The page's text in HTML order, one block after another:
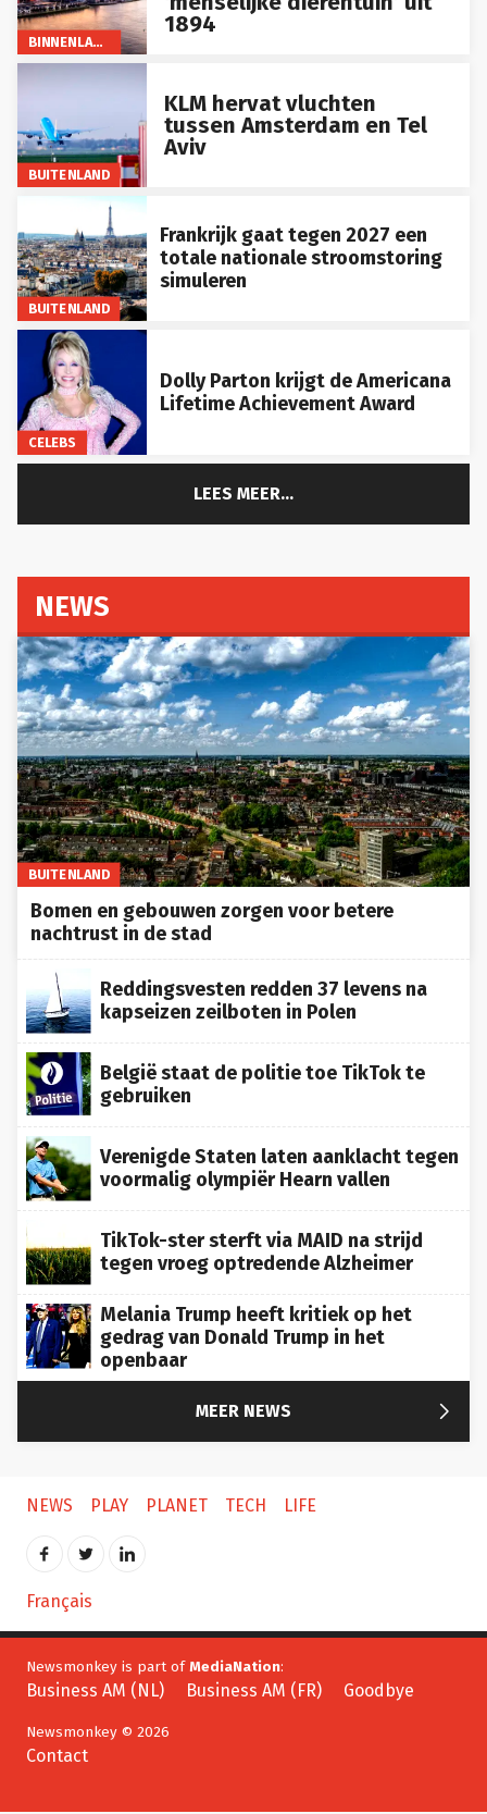
BINNENLAND
1894
BUITENLAND
KLM hervat vluchten
tussen Amsterdam en Tel
Aviv
BUITENLAND
Frankrijk gaat tegen 2027 een
totale nationale stroomstoring
simuleren
CELEBS
Dolly Parton krijgt de Americana
Lifetime Achievement Award
LEES MEER...
NEWS
BUITENLAND
Bomen en gebouwen zorgen voor betere
nachtrust in de stad
Reddingsvesten redden 37 levens na
kapseizen zeilboten in Polen
België staat de politie toe TikTok te
gebruiken
Verenigde Staten laten aanklacht tegen
voormalig olympiër Hearn vallen
TikTok-ster sterft via MAID na strijd
tegen vroeg optredende Alzheimer
Melania Trump heeft kritiek op het
gedrag van Donald Trump in het
openbaar
MEER NEWS 
NEWS PLAY PLANET TECH LIFE
Français
Newsmonkey is part of MediaNation
Business AM (NL) Business AM (FR) Goodbye
Newsmonkey © 2026
Contact